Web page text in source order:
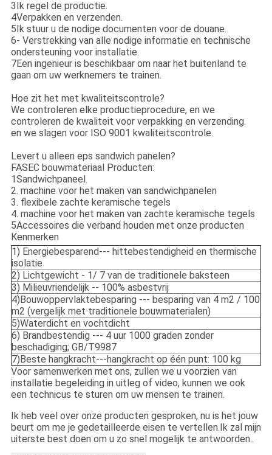
3Ik regel de productie.
4Verpakken en verzenden.
5Ik stuur u de nodige documenten voor de douane.
6- Verstrekking van alle nodige informatie en technische
ondersteuning voor installatie.
7Een ingenieur is beschikbaar om naar het buitenland te
gaan om uw werknemers te trainen.
Hoe zit het met kwaliteitscontrole?
We controleren elke productieprocedure, en we
controleren de kwaliteit voor verpakking en verzending.
en we slagen voor ISO 9001 kwaliteitscontrole.
Levert u alleen eps sandwich panelen?
FASEC bouwmateriaal Producten:
1Sandwichpaneel.
2. machine voor het maken van sandwichpanelen
3. flexibele zachte keramische tegels
4. machine voor het maken van zachte keramische tegels
5Accessoires die verband houden met onze producten
Kenmerken
1) Energiebesparend--- hittebestendigheid en thermische
isolatie
2) Lichtgewicht - 1/ 7 van de traditionele baksteen
3) Milieuvriendelijk -- 100% asbestvrij
4)Bouwoppervlaktebesparing --- besparing van 4 m2 / 100
m2 (vergelijk met traditionele bouwmaterialen)
5)Waterdicht en vochtdicht
6) Brandbestendig --- 4 uur 1000 graden zonder
beschadiging; GB/T9987
7)Beste hangkracht---hangkracht op één punt: 100 kg
Voor samenwerken met ons, zullen we u voorzien van
installatie begeleiding in uitleg of video, kunnen we ook
een technicus te sturen om uw mensen te trainen.
Ik heb veel over onze producten gesproken, nu is het jouw
beurt om me je gedetailleerde eisen te vertellen.Ik zal mijn
uiterste best doen om u zo snel mogelijk te antwoorden..